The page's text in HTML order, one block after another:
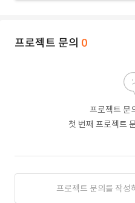
프로젝트 문의 0
프로젝트 문
첫 번째 프로젝트
프로젝트 문의를 작성